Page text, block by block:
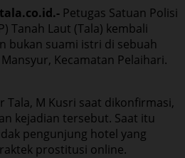
Petugas Satuan Polisi
Tanah Laut (Tala) kembali
bukan suami istri di sebuah
Kecamatan Pelaihari.
Tala, M Kusri saat dikonfirmasi,
kejadian tersebut. Saat itu
pengunjung hotel yang
prostitusi online.